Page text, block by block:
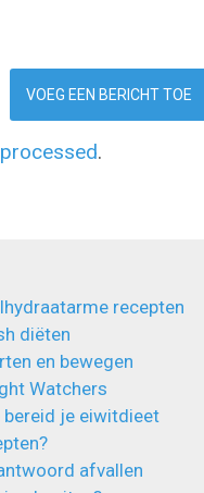
.
recepten
diëten
en bewegen
Watchers
bereid je eiwitdieet
afvallen